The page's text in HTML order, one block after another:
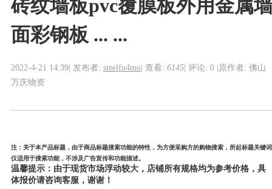
砖纹墙板pvc覆膜板外用金属
面彩钢板 ... ...
2022-4-21 14:39 发布者: steelfu4mo 查看: 6145 评论: 0 原作者: 佛山
万庆物资
注：关于本产品标题，由于商品标题搜索功能的特性，为方便采购方的购物搜索，所起标题关键词
仅适用于搜索功能，不涉及广告宣传和功能描述。
温馨提示：由于现货市场浮动较大，店铺所有规格均为参考价格，具
体报价请咨询客服，谢谢！